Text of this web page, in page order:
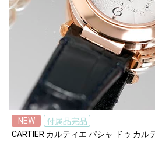
NEW
付属品完品
CARTIER カルティエ パシャ ドゥ カル